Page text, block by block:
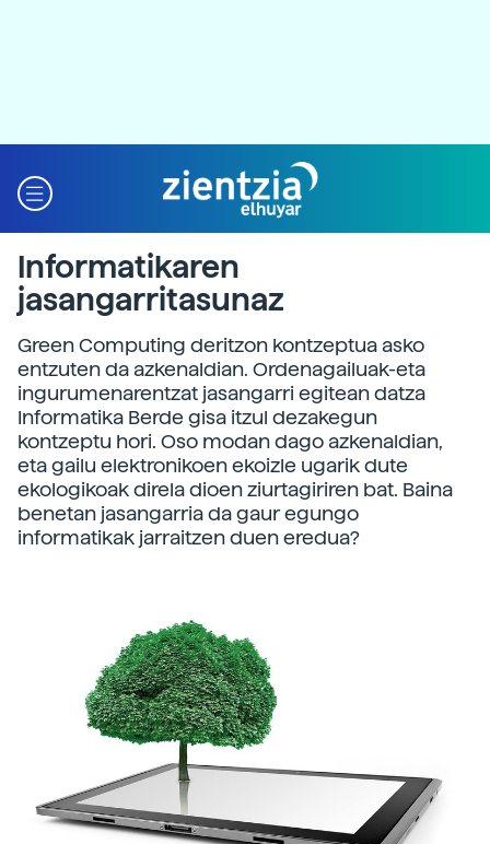
Informatikaren
jasangarritasunaz
Green Computing deritzon kontzeptua asko
entzuten da azkenaldian. Ordenagailuak-eta
ingurumenarentzat jasangarri egitean datza
Informatika Berde gisa itzul dezakegun
kontzeptu hori. Oso modan dago azkenaldian,
eta gailu elektronikoen ekoizle ugarik dute
ekologikoak direla dioen ziurtagiriren bat. Baina
benetan jasangarria da gaur egungo
informatikak jarraitzen duen eredua?